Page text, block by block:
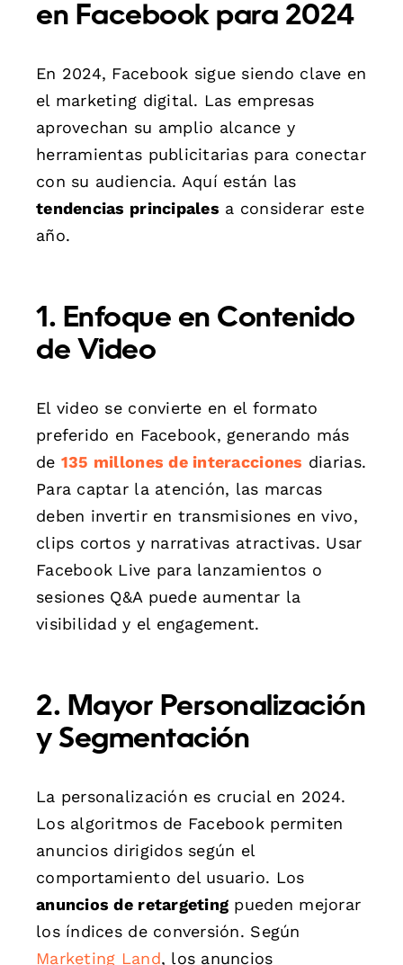
en Facebook para 2024
En 2024, Facebook sigue siendo clave en
el marketing digital. Las empresas
aprovechan su amplio alcance y
herramientas publicitarias para conectar
con su audiencia. Aquí están las
tendencias principales a considerar este
año.
1. Enfoque en Contenido
de Video
El video se convierte en el formato
preferido en Facebook, generando más
de 135 millones de interacciones diarias.
Para captar la atención, las marcas
deben invertir en transmisiones en vivo,
clips cortos y narrativas atractivas. Usar
Facebook Live para lanzamientos o
sesiones Q&A puede aumentar la
visibilidad y el engagement.
2. Mayor Personalización
y Segmentación
La personalización es crucial en 2024.
Los algoritmos de Facebook permiten
anuncios dirigidos según el
comportamiento del usuario. Los
anuncios de retargeting pueden mejorar
los índices de conversión. Según
Marketing Land, los anuncios